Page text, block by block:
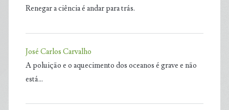
Renegar a ciência é andar para trás.
José Carlos Carvalho
A poluição e o aquecimento dos oceanos é grave e não
está…